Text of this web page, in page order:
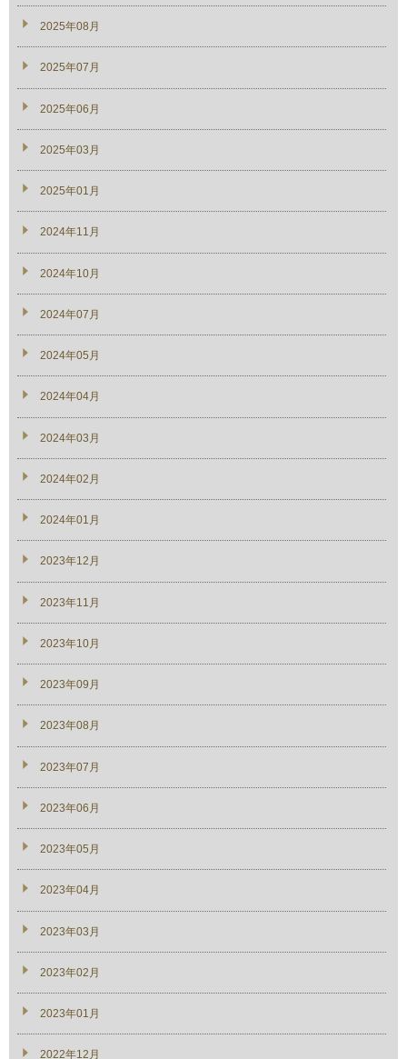
2025年08月
2025年07月
2025年06月
2025年03月
2025年01月
2024年11月
2024年10月
2024年07月
2024年05月
2024年04月
2024年03月
2024年02月
2024年01月
2023年12月
2023年11月
2023年10月
2023年09月
2023年08月
2023年07月
2023年06月
2023年05月
2023年04月
2023年03月
2023年02月
2023年01月
2022年12月